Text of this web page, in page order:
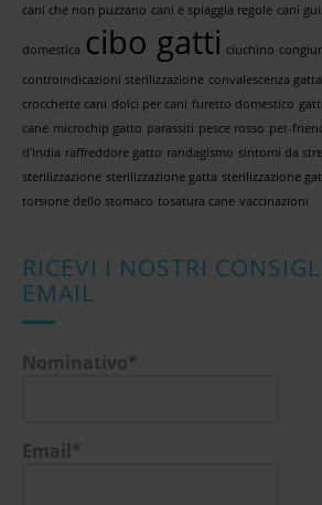
cani che non puzzano cani e spiaggia regole cani
domestica cibo gatti ciuchino
controindicazioni sterilizzazione convalescenza gatta
crocchette cani dolci per cani furetto domestico
cane microchip gatto parassiti pesce rosso pet-
d'india raffreddore gatto randagismo sintomi da
sterilizzazione sterilizzazione gatta sterilizzazione
torsione dello stomaco tosatura cane vaccinazioni
RICEVI I NOSTRI
EMAIL
Nominativo*
Email*